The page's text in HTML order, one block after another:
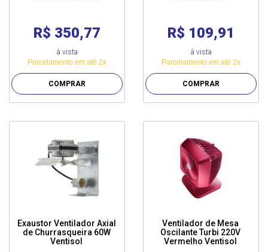
R$ 350,77
à vista
Parcelamento em até 2x
COMPRAR
R$ 109,91
à vista
Parcelamento em até 2x
COMPRAR
Exaustor Ventilador Axial
de Churrasqueira 60W
Ventisol
Ventilador de Mesa
Oscilante Turbi 220V
Vermelho Ventisol